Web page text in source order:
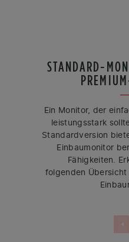
STANDARD-
Ein Monitor, der
leistungsstark
Standardversion
Einbaumonitor
Fähigkeiten.
folgenden